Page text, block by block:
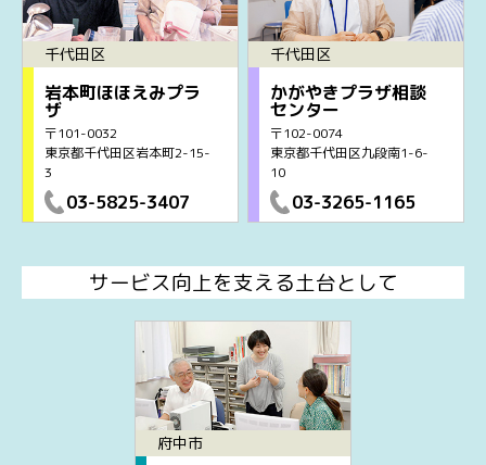
千代田区
岩本町ほほえみプラ
ザ
〒101-0032
東京都千代田区岩本町2-15-
3
03-5825-3407
千代田区
かがやきプラザ相談
センター
〒102-0074
東京都千代田区九段南1-6-
10
03-3265-1165
サービス向上を支える土台として
府中市